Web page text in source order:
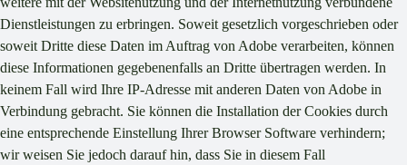
Dienstleistungen zu erbringen. Soweit gesetzlich vorgeschrieben oder
soweit Dritte diese Daten im Auftrag von Adobe verarbeiten, können
diese Informationen gegebenenfalls an Dritte übertragen werden. In
keinem Fall wird Ihre IP-Adresse mit anderen Daten von Adobe in
Verbindung gebracht. Sie können die Installation der Cookies durch
eine entsprechende Einstellung Ihrer Browser Software verhindern;
wir weisen Sie jedoch darauf hin, dass Sie in diesem Fall